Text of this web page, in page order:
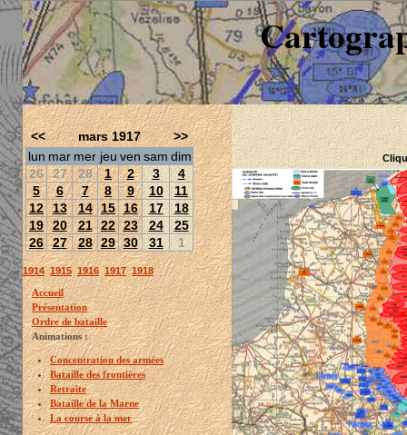
<< mars 1917
>>
lun mar mer jeu ven sam dim
26 27 28 1 2 3
4
5
6 7 8 9 10
11
12 13 14 15 16 17
18
19 20 21 22 23 24
25
26 27 28 29 30 31 1
1914 1915 1916 1917 1918
Accueil
Présentation
Ordre de bataille
Animations :
Concentration des armées
Bataille des frontières
Retraite
Bataille de la Marne
La course à la mer